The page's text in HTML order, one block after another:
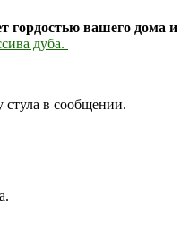
гордостью вашего дома
дуба.
стула в сообщении.